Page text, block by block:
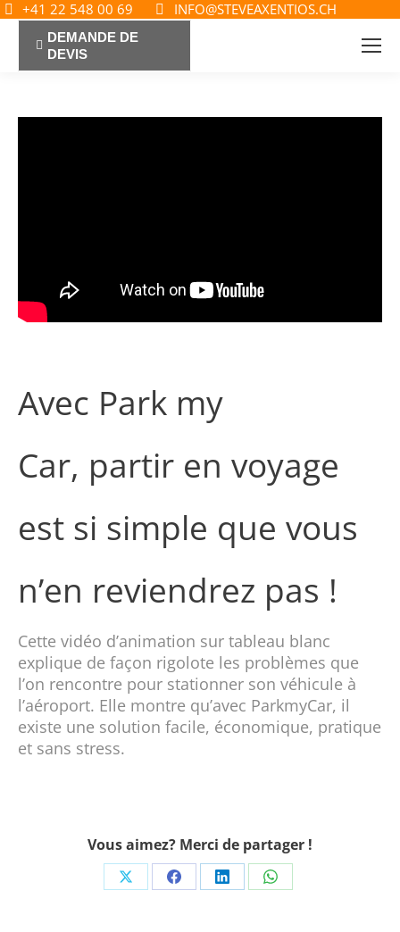
+41 22 548 00 69 INFO@STEVEAXENTIOS.CH
DEMANDE DE
DEVIS
Avec Park my
Car, partir en voyage
est si simple que vous
n’en reviendrez pas !
Cette vidéo d’animation sur tableau blanc
explique de façon rigolote les problèmes que
l’on rencontre pour stationner son véhicule à
l’aéroport. Elle montre qu’avec ParkmyCar, il
existe une solution facile, économique, pratique
et sans stress.
Vous aimez? Merci de partager !
Share Share Share Share